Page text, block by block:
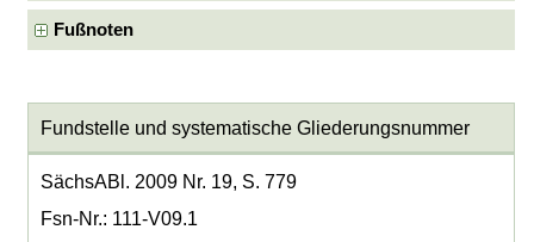
Fußnoten
Fundstelle und systematische Gliederungsnummer
SächsABl. 2009 Nr. 19, S. 779
Fsn-Nr.: 111-V09.1